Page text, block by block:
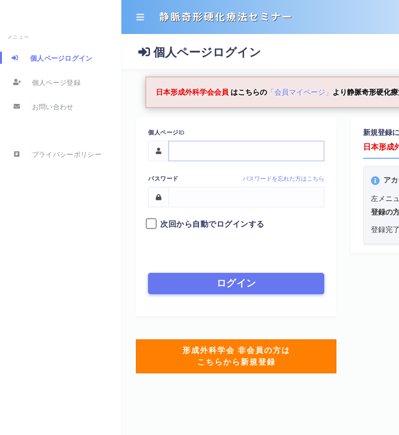
静脈奇形硬化療法セミナー
メニュー
個人ページログイン
個人ページ登録
お問い合わせ
プライバシーポリシー
個人ページログイン
日本形成外科学会会員はこちらの 「会員マイページ」 より静脈奇形硬化
個人ページID
パスワード パスワードを忘れた方はこちら
次回から自動でログインする
ログイン
形成外科学会 非会員の方は
こちらから新規登録
新規登録
日本形成
ア
左メニ
登録の
登録完